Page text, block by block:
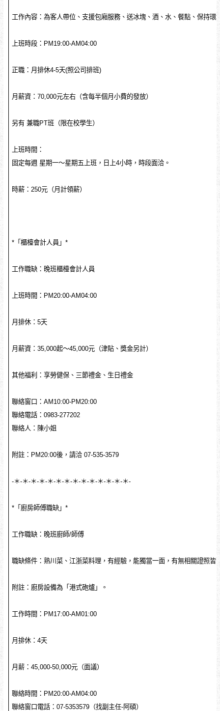
工作內容：為客人帶位、支援包廂服務、送冰塊、酒、水、餐點、保持環
上班時段：PM19:00-AM04:00
正職：月排休4-5天(照公司排班)
月薪資：70,000元左右（含每半個月小費的發放）
另有 兼職PT班（限在校學生）
上班時間：
固定每週 星期一～星期五上班，日上4小時，時段面洽。
時薪：250元（月計領薪）
*「櫃檯會計人員」*
工作職缺：晚班櫃檯會計人員
上班時間：PM20:00-AM04:00
月排休：5天
月薪資：35,000起～45,000元（津貼、獎金另計）
其他福利：享勞健保、三節禮金、生日禮金
聯絡窗口：AM10:00-PM20:00
聯絡電話：0983-277202
聯絡人：陳小姐
附註：PM20:00後，請洽 07-535-3579
-＊-＊-＊-＊-＊-＊-＊-＊-＊-＊-＊-＊-＊-＊-
*「廚房師傅職缺」*
工作職缺：晚班廚師/師傅
職缺條件：熟川菜、江浙菜料理，有經驗，能獨當一面，有無相關證照皆
附註：廚房設備為「港式砲爐」。
工作時間：PM17:00-AM01:00
月排休：4天
月薪：45,000-50,000元（面議）
聯絡時間：PM20:00-AM04:00
聯絡窗口電話：07-5353579（找副主任-阿碩）